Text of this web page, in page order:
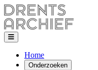
Home
Onderzoeken